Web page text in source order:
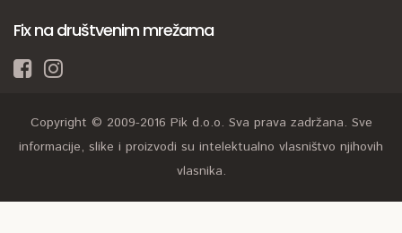
Fix na društvenim mrežama
Copyright © 2009-2016 Pik d.o.o. Sva prava zadržana. Sve
informacije, slike i proizvodi su intelektualno vlasništvo njihovih
vlasnika.